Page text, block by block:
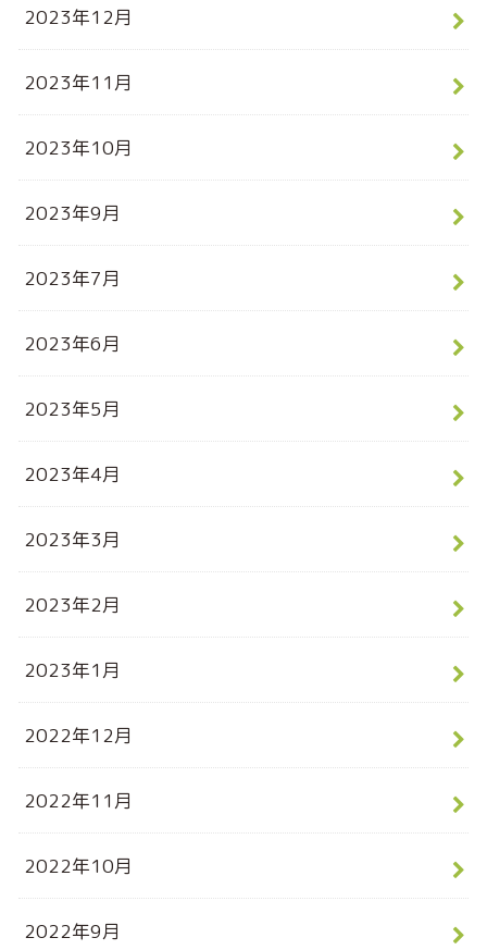
2023年12月
2023年11月
2023年10月
2023年9月
2023年7月
2023年6月
2023年5月
2023年4月
2023年3月
2023年2月
2023年1月
2022年12月
2022年11月
2022年10月
2022年9月